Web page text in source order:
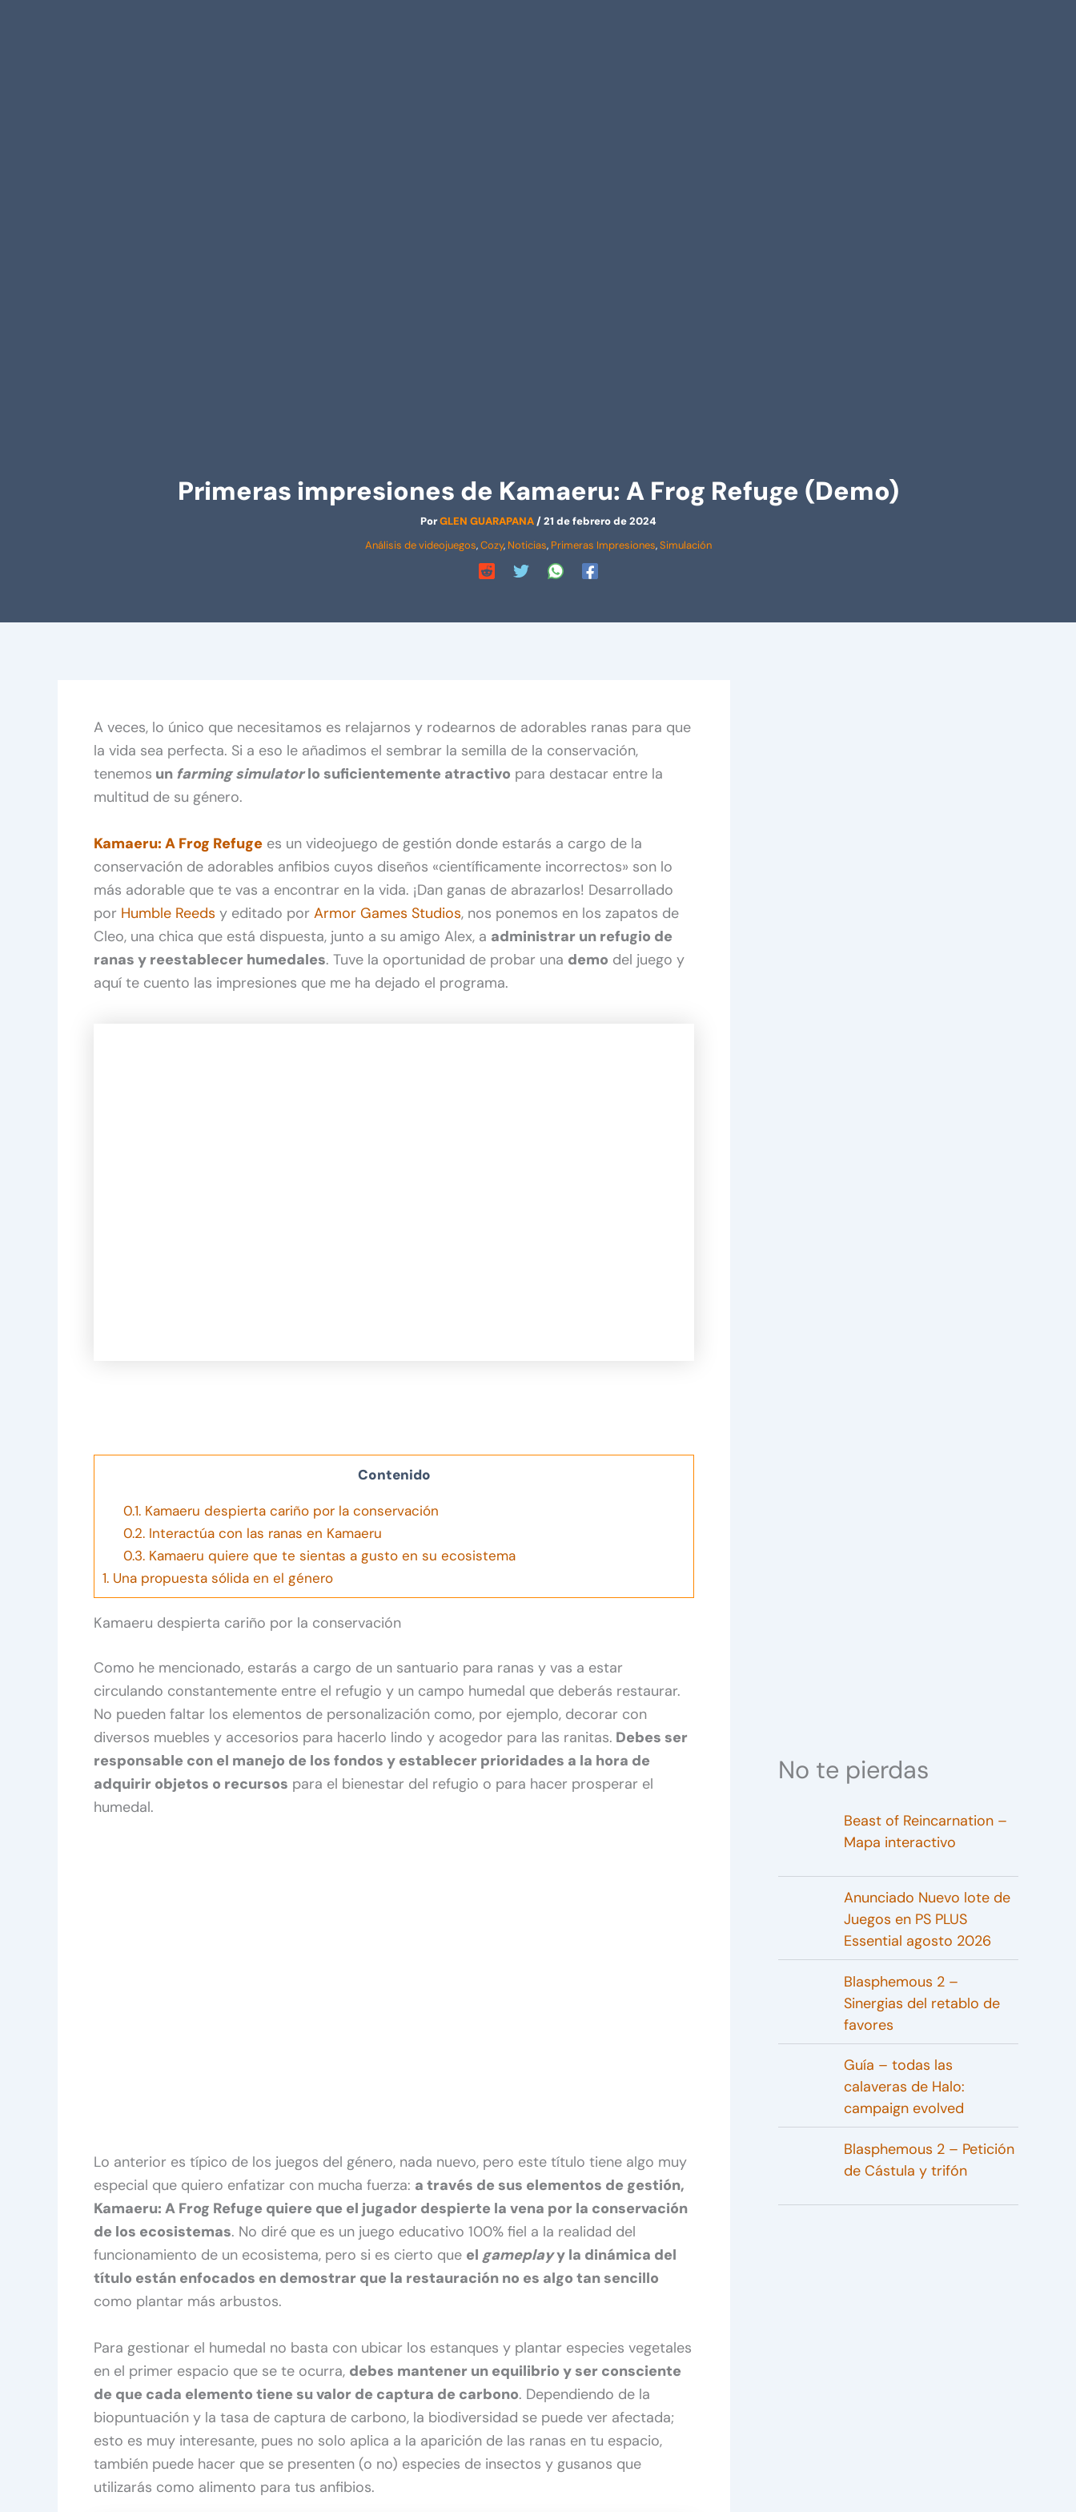
Primeras impresiones de Kamaeru: A Frog Refuge (Demo)
PorGLEN GUARAPANA/21 de febrero de 2024
Análisis de videojuegos,Cozy, Noticias, Primeras Impresiones,Simulación
A veces, lo único que necesitamos es relajarnos y rodearnos de adorables ranas para que
la vida sea perfecta. Si a eso le añadimos el sembrar la semilla de la conservación,
tenemos un farming simulatorlo suficientemente atractivo para destacar entre la
multitud de su género.
Kamaeru: A Frog Refuge es un videojuego de gestión donde estarás a cargo de la
conservación de adorables anfibios cuyos diseños «científicamente incorrectos» son lo
más adorable que te vas a encontrar en la vida. ¡Dan ganas de abrazarlos! Desarrollado
por Humble Reeds y editado por Armor Games Studios, nos ponemos en los zapatos de
Cleo, una chica que está dispuesta, junto a su amigo Alex, a administrar un refugio de
ranas y reestablecer humedales. Tuve la oportunidad de probar una demo del juego y
aquí te cuento las impresiones que me ha dejado el programa.
Contenido
0.1.Kamaeru despierta cariño por la conservación
0.2.Interactúa con las ranas en Kamaeru
0.3.Kamaeru quiere que te sientas a gusto en su ecosistema
1. Una propuesta sólida en el género
Kamaeru despierta cariño por la conservación
Como he mencionado, estarás a cargo de un santuario para ranas y vas a estar
circulando constantemente entre el refugio y un campo humedal que deberás restaurar.
No pueden faltar los elementos de personalización como, por ejemplo, decorar con
diversos muebles y accesorios para hacerlo lindo y acogedor para las ranitas. Debes ser
responsable con el manejo de los fondos y establecer prioridades a la hora de
adquirir objetos o recursos para el bienestar del refugio o para hacer prosperar el
humedal.
Lo anterior es típico de los juegos del género, nada nuevo, pero este título tiene algo muy
especial que quiero enfatizar con mucha fuerza: a través de sus elementos de gestión,
Kamaeru: A Frog Refuge quiere que el jugador despierte la vena por la conservación
de los ecosistemas. No diré que es un juego educativo 100% fiel a la realidad del
funcionamiento de un ecosistema, pero si es cierto que el gameplayy la dinámica del
título están enfocados en demostrar que la restauración no es algo tan sencillo
como plantar más arbustos.
Para gestionar el humedal no basta con ubicar los estanques y plantar especies vegetales
en el primer espacio que se te ocurra, debes mantener un equilibrio y ser consciente
de que cada elemento tiene su valor de captura de carbono. Dependiendo de la
biopuntuación y la tasa de captura de carbono, la biodiversidad se puede ver afectada;
esto es muy interesante, pues no solo aplica a la aparición de las ranas en tu espacio,
también puede hacer que se presenten (o no) especies de insectos y gusanos que
utilizarás como alimento para tus anfibios.
No te pierdas
Beast of Reincarnation –
Mapa interactivo
Anunciado Nuevo lote de
Juegos en PS PLUS
Essential agosto 2026
Blasphemous 2 –
Sinergias del retablo de
favores
Guía – todas las
calaveras de Halo:
campaign evolved
Blasphemous 2 – Petición
de Cástula y trifón